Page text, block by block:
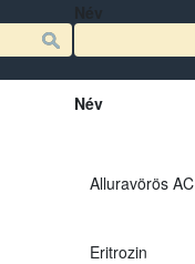
Név
Alluravörös AC
Eritrozin